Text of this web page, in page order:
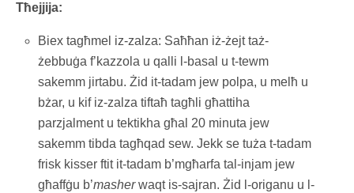
Tħejjija:
Biex tagħmel iz-zalza: Saħħan iż-żejt taż-
żebbuġa f’kazzola u qalli l-basal u t-tewm
sakemm jirtabu. Żid it-tadam jew polpa, u melħ u
bżar, u kif iz-zalza tiftaħ tagħli għattiha
parzjalment u tektikha għal 20 minuta jew
sakemm tibda tagħqad sew. Jekk se tuża t-tadam
frisk kisser ftit it-tadam b’mgħarfa tal-injam jew
għaffġu b’masherwaqt is-sajran. Żid l-origanu u l-